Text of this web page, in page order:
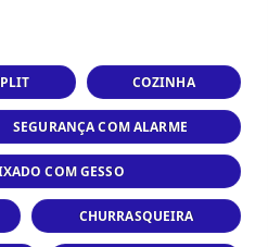
COZINHA
SEGURANÇA COM ALARME
COM GESSO
CHURRASQUEIRA